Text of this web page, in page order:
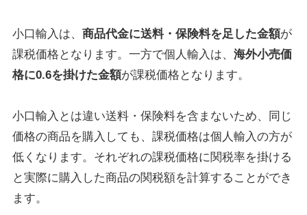
小口輸入は、 商品代金に送料・保険料を足した金額が
課税価格となります。一方で個人輸入は、 海外小売価
格に0.6を掛けた金額が課税価格となります。
小口輸入とは違い送料・保険料を含まないため、同じ
価格の商品を購入しても、課税価格は個人輸入の方が
低くなります。それぞれの課税価格に関税率を掛ける
と実際に購入した商品の関税額を計算することができ
ます。